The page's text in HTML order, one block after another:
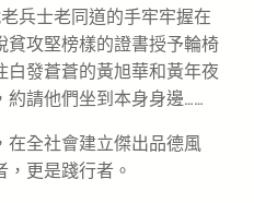
兵士老同道的手牢牢握在
貧攻堅榜樣的證書授予輪椅
白發蒼蒼的黃旭華和黃年夜
約請他們坐到本身身邊……
在全社會建立傑出品德風
更是踐行者。